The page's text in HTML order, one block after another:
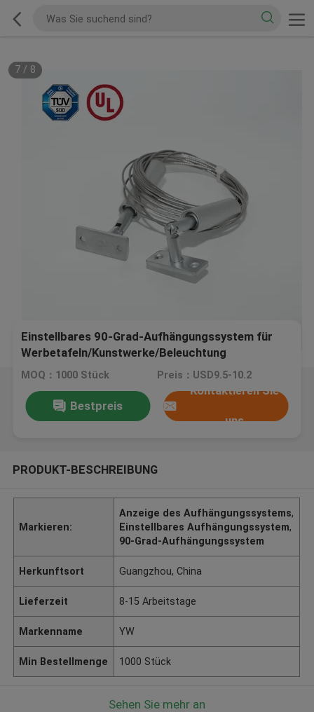
7/ 8
Einstellbares 90-Grad-Aufhängungssystem für
Werbetafeln/Kunstwerke/Beleuchtung
MOQ：1000 Stück Preis：USD9.5-10.2
Bestpreis
Kontaktieren Sie
uns
PRODUKT-BESCHREIBUNG
Markieren:
Anzeige des Aufhängungssystems,
Einstellbares Aufhängungssystem,
90-Grad-Aufhängungssystem
Herkunftsort Guangzhou, China
Lieferzeit 8-15 Arbeitstage
Markenname YW
Min Bestellmenge 1000 Stück
Sehen Sie mehr an